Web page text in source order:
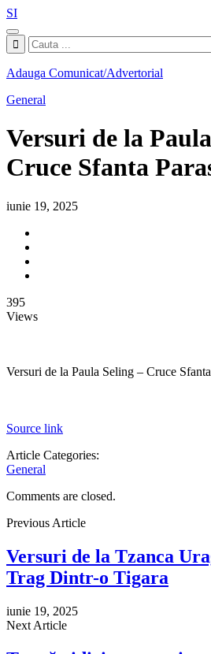
SI
Adauga Comunicat/Advertorial
General
Versuri de la
Cruce Sfanta
iunie 19, 2025
395
Views
Versuri de la Paula Seling – Cruce
Source link
Article Categories:
General
Comments are closed.
Previous Article
Versuri de la Tzanca
Trag Dintr-o Tigara
iunie 19, 2025
Next Article